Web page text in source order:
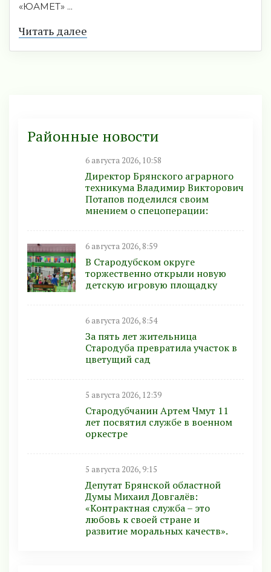
«ЮАМЕТ» ...
Читать далее
Районные новости
6 августа 2026, 10:58
Директор Брянского аграрного
техникума Владимир Викторович
Потапов поделился своим
мнением о спецоперации:
6 августа 2026, 8:59
В Стародубском округе
торжественно открыли новую
детскую игровую площадку
6 августа 2026, 8:54
За пять лет жительница
Стародуба превратила участок в
цветущий сад
5 августа 2026, 12:39
Стародубчанин Артем Чмут 11
лет посвятил службе в военном
оркестре
5 августа 2026, 9:15
Депутат Брянской областной
Думы Михаил Довгалёв:
«Контрактная служба – это
любовь к своей стране и
развитие моральных качеств».